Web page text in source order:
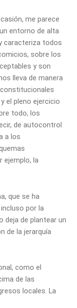
me parece
entorno de alta
caracteriza todos
sobre los
y son
lleva de manera
el pleno ejercicio
todo, los
de autocontrol
a los
ejemplo, la
que se ha
por la
deja de plantear un
de la jerarquía
como el
de las
locales. La